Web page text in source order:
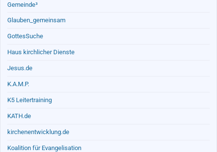
Gemeinde³
Glauben_gemeinsam
GottesSuche
Haus kirchlicher Dienste
Jesus.de
K.A.M.P.
K5 Leitertraining
KATH.de
kirchenentwicklung.de
Koalition für Evangelisation